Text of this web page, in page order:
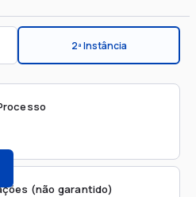
2ª Instância
(não garantido)